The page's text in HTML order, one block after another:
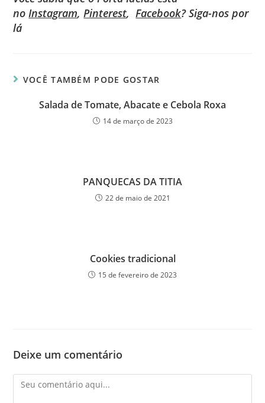
noInstagram,Pinterest,Facebook? Siga-nos por
lá
VOCÊ TAMBÉM PODE GOSTAR
Salada de Tomate, Abacate e Cebola Roxa
14 de março de 2023
PANQUECAS DA TITIA
22 de maio de 2021
Cookies tradicional
15 de fevereiro de 2023
Deixe um comentário